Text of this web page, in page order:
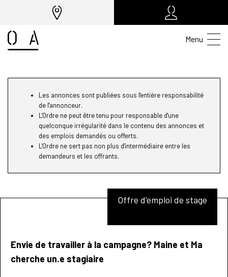
Menu
Les annonces sont publiées sous l'entière responsabilité
de l'annonceur.
L'Ordre ne peut être tenu pour responsable d'une
quelconque irrégularité dans le contenu des annonces et
des emplois demandés ou offerts.
L'Ordre ne sert pas non plus d'intermédiaire entre les
demandeurs et les offrants.
Offre d'emploi de stage
Envie de travailler à la campagne? Maine et Ma
cherche un.e stagiaire